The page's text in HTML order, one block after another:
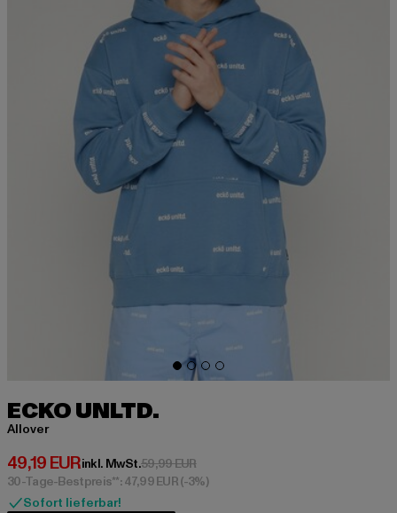
ECKO UNLTD.
Allover
49,19 EUR
Derzeitiger Preis: 49,19 EUR
inkl. MwSt.59,99 EURAktionspreis: 59,99 EUR
30-Tage-Bestpreis**: 47,99 EUR(-3%)
Sofort lieferbar!